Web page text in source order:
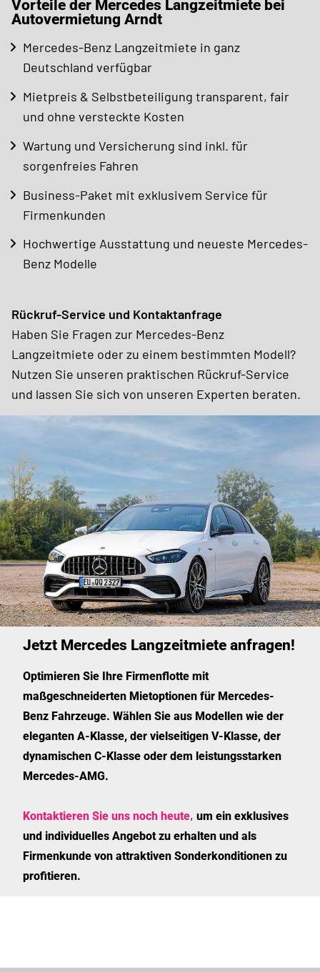
Vorteile der Mercedes Langzeitmiete bei
Autovermietung Arndt
Mercedes-Benz Langzeitmiete in ganz
Deutschland verfügbar
Mietpreis & Selbstbeteiligung transparent, fair
und ohne versteckte Kosten
Wartung und Versicherung sind inkl. für
sorgenfreies Fahren
Business-Paket mit exklusivem Service für
Firmenkunden
Hochwertige Ausstattung und neueste Mercedes-
Benz Modelle
Rückruf-Service und Kontaktanfrage
Haben Sie Fragen zur Mercedes-Benz
Langzeitmiete oder zu einem bestimmten Modell?
Nutzen Sie unseren praktischen Rückruf-Service
und lassen Sie sich von unseren Experten beraten.
Jetzt Mercedes Langzeitmiete anfragen!
Optimieren Sie Ihre Firmenflotte mit
maßgeschneiderten Mietoptionen für Mercedes-
Benz Fahrzeuge. Wählen Sie aus Modellen wie der
eleganten A-Klasse, der vielseitigen V-Klasse, der
dynamischen C-Klasse oder dem leistungsstarken
Mercedes-AMG.
Kontaktieren Sie uns noch heute, um ein exklusives
und individuelles Angebot zu erhalten und als
Firmenkunde von attraktiven Sonderkonditionen zu
profitieren.